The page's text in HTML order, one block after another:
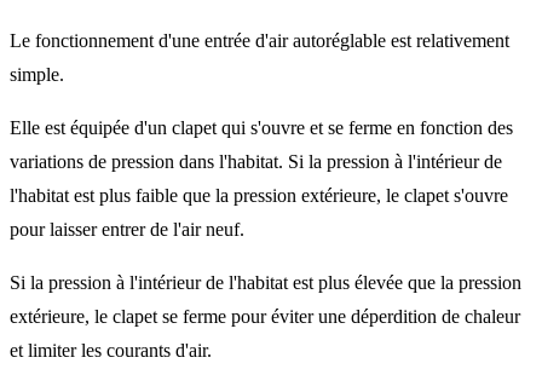
Le fonctionnement d'une entrée d'air autoréglable est relativement
simple.
Elle est équipée d'un clapet qui s'ouvre et se ferme en fonction des
variations de pression dans l'habitat. Si la pression à l'intérieur de
l'habitat est plus faible que la pression extérieure, le clapet s'ouvre
pour laisser entrer de l'air neuf.
Si la pression à l'intérieur de l'habitat est plus élevée que la pression
extérieure, le clapet se ferme pour éviter une déperdition de chaleur
et limiter les courants d'air.